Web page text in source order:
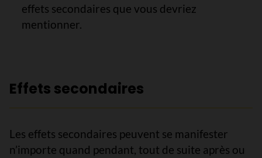
effets secondaires que vous devriez
mentionner.
Effets secondaires
Les effets secondaires peuvent se manifester
n’importe quand pendant, tout de suite après ou